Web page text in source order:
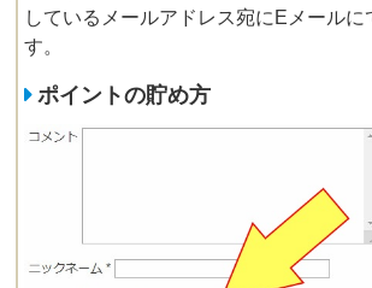
しているメールアドレス宛にEメールに
す。
ポイントの貯め方